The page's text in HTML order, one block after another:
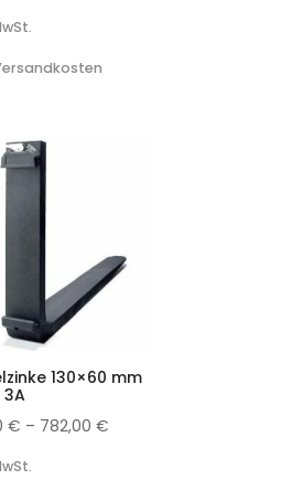
130×60 mm
3A
€ – 782,00€